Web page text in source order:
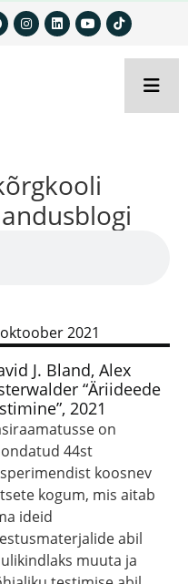
2021
J. Bland, Alex
“Äriideede
2021
on
44st
koosnev
kogum, mis aitab
ideid
abil
muuta ja